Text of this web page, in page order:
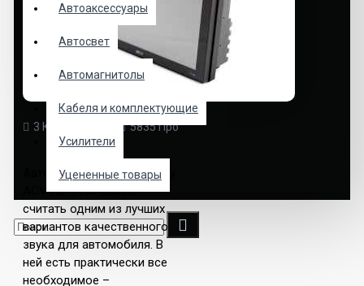
Автоаксессуары
Автосвет
Автомагнитолы
Кабеля и комплектующие
Усилители
Уцененные товары
3 Комментарий 5835 Просмотры
Автомобильную магнитолу
ACV AD-7180 можно
считать одним из лучших
вариантов качественного
звука для автомобиля. В
ней есть практически все
необходимое –